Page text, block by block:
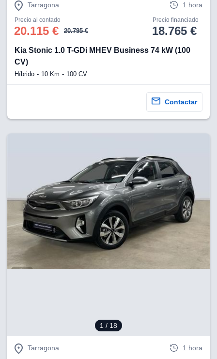
Tarragona 1 hora
Precio al contado
20.115 € 20.795 €
Precio financiado
18.765 €
Kia Stonic 1.0 T-GDi MHEV Business 74 kW (100
CV)
Híbrido 10 Km 100 CV
Contactar
1 / 18
Tarragona 1 hora